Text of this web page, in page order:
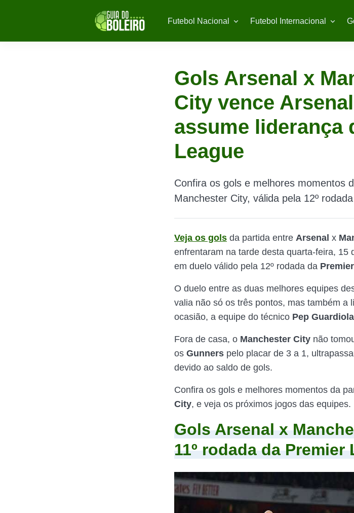
Futebol Nacional Futebol Internacional
Gols Arsenal x
City vence
assume liderança
League
Confira os gols e melhores momentos
Manchester City, válida pela 12º
Veja os gols da partida entre Arsenal x
enfrentaram na tarde desta quarta-feira, 15
em duelo válido pela 12º rodada da
O duelo entre as duas melhores equipes
valia não só os três pontos, mas também a
ocasião, a equipe do técnico Pep Guardiola
Fora de casa, o Manchester City não
os Gunners pelo placar de 3 a 1,
devido ao saldo de gols.
Confira os gols e melhores momentos da
City, e veja os próximos jogos das equipes.
Gols Arsenal x
11º rodada da Premier